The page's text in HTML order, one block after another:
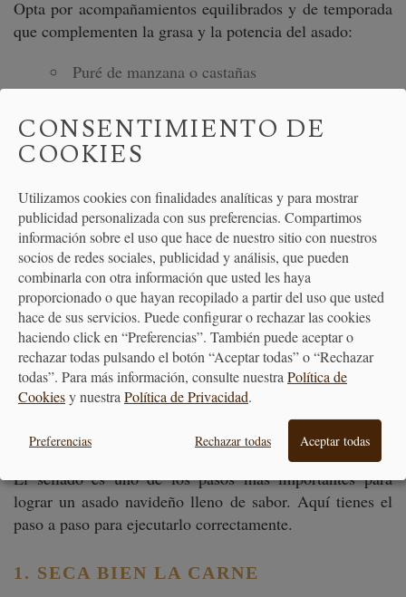
Opta por acompañamientos equilibrados y de temporada
que complementen la grasa y la potencia del asado:
Puré de manzana o castañas
Cremas especiadas
Gratinados suaves
Ensaladas frescas de hortalizas de invierno para
equilibrar
Una guarnición adecuada realza el conjunto y aporta
variedad de texturas y colores.
SELLADO PERFECTO EN 60
SEGUNDOS: LA TÉCNICA
El sellado es uno de los pasos más importantes para
lograr un asado navideño lleno de sabor. Aquí tienes el
paso a paso para ejecutarlo correctamente.
1. SECA BIEN LA CARNE
CONSENTIMIENTO DE
COOKIES
Utilizamos cookies con finalidades analíticas y para mostrar
publicidad personalizada con sus preferencias. Compartimos
información sobre el uso que hace de nuestro sitio con nuestros
socios de redes sociales, publicidad y análisis, que pueden
combinarla con otra información que usted les haya
proporcionado o que hayan recopilado a partir del uso que usted
hace de sus servicios. Puede configurar o rechazar las cookies
haciendo click en “Preferencias”. También puede aceptar o
rechazar todas pulsando el botón “Aceptar todas” o “Rechazar
todas”. Para más información, consulte nuestra Política de
Cookiesy nuestra Política de Privacidad.
Preferencias Rechazar todas Aceptar todas